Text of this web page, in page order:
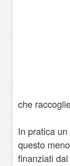
che
In pratica
questo
finanziati